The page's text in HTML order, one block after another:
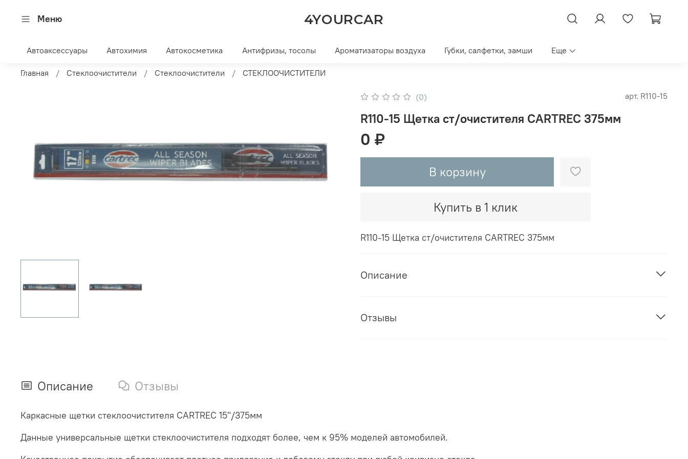
Меню 4YOURCAR
Автоаксессуары Автохимия Автокосметика Антифризы, тосолы Ароматизаторы воздуха Губки, салфетки, замши Еще
Главная Стеклоочистители Стеклоочистители СТЕКЛООЧИСТИТЕЛИ
(0) арт. R110-15
R110-15 Щетка ст/очистителя CARTREC 375мм
0 ₽
В корзину
Купить в 1 клик
R110-15 Щетка ст/очистителя CARTREC 375мм
Описание
Отзывы
Описание Отзывы
Каркасные щетки стеклоочистителя CARTREC 15"/375мм
Данные универсальные щетки стеклоочистителя подходят более, чем к 95% моделей автомобилей.